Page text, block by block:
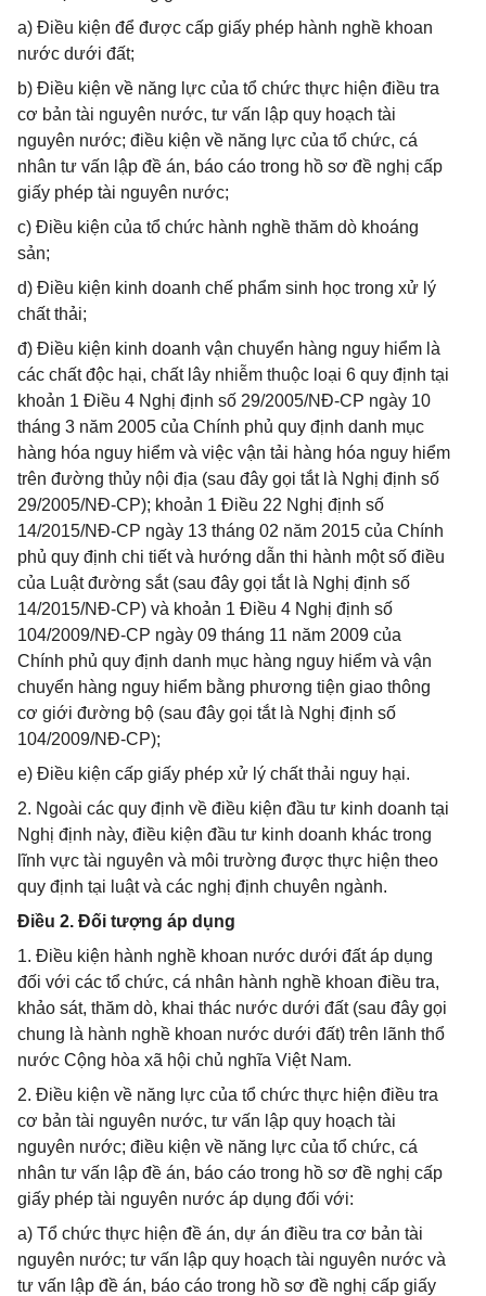
a) Điều kiện để được cấp giấy phép hành nghề khoan
nước dưới đất;
b) Điều kiện về năng lực của tổ chức thực hiện điều tra
cơ bản tài nguyên nước, tư vấn lập quy hoạch tài
nguyên nước; điều kiện về năng lực của tổ chức, cá
nhân tư vấn lập đề án, báo cáo trong hồ sơ đề nghị cấp
giấy phép tài nguyên nước;
c) Điều kiện của tổ chức hành nghề thăm dò khoáng
sản;
d) Điều kiện kinh doanh chế phẩm sinh học trong xử lý
chất thải;
đ) Điều kiện kinh doanh vận chuyển hàng nguy hiểm là
các chất độc hại, chất lây nhiễm thuộc loại 6 quy định tại
khoản 1 Điều 4 Nghị định số 29/2005/NĐ-CP ngày 10
tháng 3 năm 2005 của Chính phủ quy định danh mục
hàng hóa nguy hiểm và việc vận tải hàng hóa nguy hiểm
trên đường thủy nội địa (sau đây gọi tắt là Nghị định số
29/2005/NĐ-CP); khoản 1 Điều 22 Nghị định số
14/2015/NĐ-CP ngày 13 tháng 02 năm 2015 của Chính
phủ quy định chi tiết và hướng dẫn thi hành một số điều
của Luật đường sắt (sau đây gọi tắt là Nghị định số
14/2015/NĐ-CP) và khoản 1 Điều 4 Nghị định số
104/2009/NĐ-CP ngày 09 tháng 11 năm 2009 của
Chính phủ quy định danh mục hàng nguy hiểm và vận
chuyển hàng nguy hiểm bằng phương tiện giao thông
cơ giới đường bộ (sau đây gọi tắt là Nghị định số
104/2009/NĐ-CP);
e) Điều kiện cấp giấy phép xử lý chất thải nguy hại.
2. Ngoài các quy định về điều kiện đầu tư kinh doanh tại
Nghị định này, điều kiện đầu tư kinh doanh khác trong
lĩnh vực tài nguyên và môi trường được thực hiện theo
quy định tại luật và các nghị định chuyên ngành.
Điều 2. Đối tượng áp dụng
1. Điều kiện hành nghề khoan nước dưới đất áp dụng
đối với các tổ chức, cá nhân hành nghề khoan điều tra,
khảo sát, thăm dò, khai thác nước dưới đất (sau đây gọi
chung là hành nghề khoan nước dưới đất) trên lãnh thổ
nước Cộng hòa xã hội chủ nghĩa Việt Nam.
2. Điều kiện về năng lực của tổ chức thực hiện điều tra
cơ bản tài nguyên nước, tư vấn lập quy hoạch tài
nguyên nước; điều kiện về năng lực của tổ chức, cá
nhân tư vấn lập đề án, báo cáo trong hồ sơ đề nghị cấp
giấy phép tài nguyên nước áp dụng đối với:
a) Tổ chức thực hiện đề án, dự án điều tra cơ bản tài
nguyên nước; tư vấn lập quy hoạch tài nguyên nước và
tư vấn lập đề án, báo cáo trong hồ sơ đề nghị cấp giấy